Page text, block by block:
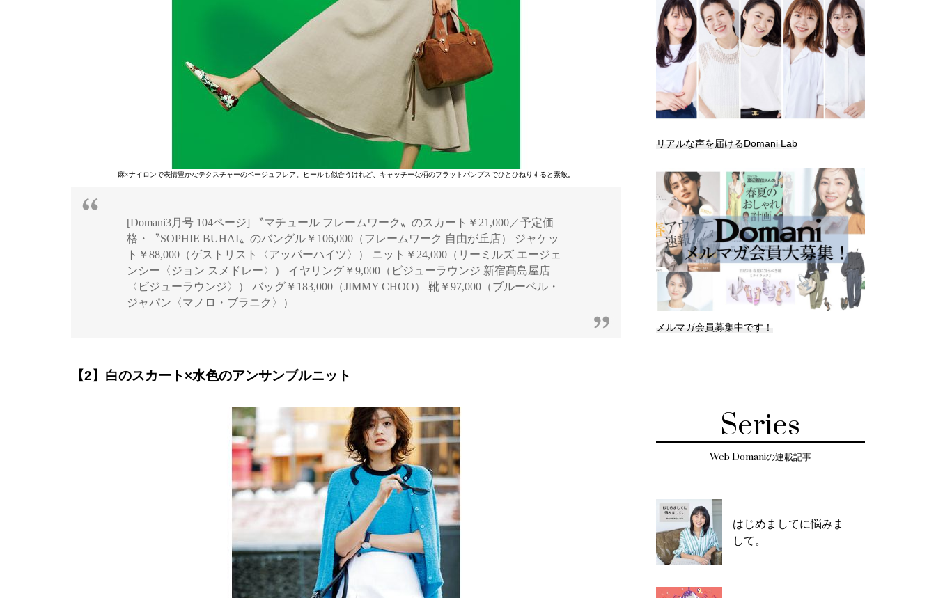
麻×ナイロンで表情豊かなテクスチャーのベージュフレア。ヒールも似合うけれど、キャッチーな柄のフラットパンプスでひとひねりすると素敵。
[Domani3月号 104ページ] 〝マチュール フレームワーク〟のスカート￥21,000／予定価
格・〝SOPHIE BUHAI〟のバングル￥106,000（フレームワーク 自由が丘店） ジャケッ
ト￥88,000（ゲストリスト〈アッパーハイツ〉） ニット￥24,000（リーミルズ エージェ
ンシー〈ジョン スメドレー〉） イヤリング￥9,000（ビジューラウンジ 新宿髙島屋店
〈ビジューラウンジ〉） バッグ￥183,000（JIMMY CHOO） 靴￥97,000（ブルーベル・
ジャパン〈マノロ・ブラニク〉）
【2】白のスカート×水色のアンサンブルニット
リアルな声を届けるDomani Lab
メルマガ会員募集中です！
Series
Web Domaniの連載記事
はじめましてに悩みま
して。